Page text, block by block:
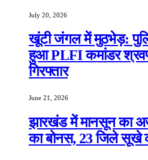
July 20, 2026
खूंटी जंगल में मुठभेड़:
हुआ PLFI कमांडर श्रवण
गिरफ्तार
June 21, 2026
झारखंड में मानसून का
का बोनस, 23 जिले सूखे